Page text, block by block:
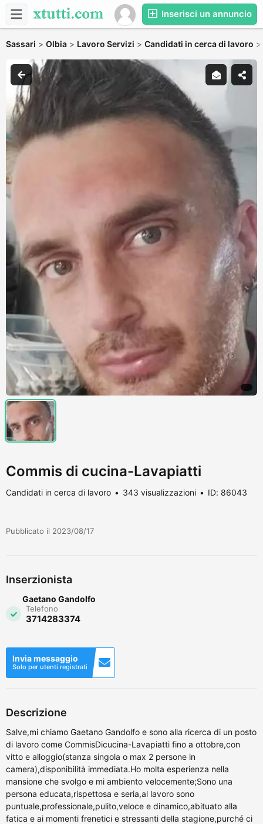
Inserisci un annuncio
Sassari > Olbia > Lavoro Servizi > Candidati in cerca di lavoro >
Commis di cucina-Lavapiatti
Candidati in cerca di lavoro 343 visualizzazioni ID: 86043
Pubblicato il 2023/08/17
Inserzionista
Gaetano Gandolfo
Telefono
3714283374
Invia messaggio
Solo per utenti registrati
Descrizione
Salve,mi chiamo Gaetano Gandolfo e sono alla ricerca di un posto
di lavoro come CommisDicucina-Lavapiatti fino a ottobre,con
vitto e alloggio(stanza singola o max 2 persone in
camera),disponibilità immediata.Ho molta esperienza nella
mansione che svolgo e mi ambiento velocemente;Sono una
persona educata,rispettosa e seria,al lavoro sono
puntuale,professionale,pulito,veloce e dinamico,abituato alla
fatica e ai momenti frenetici e stressanti della stagione,purché ci